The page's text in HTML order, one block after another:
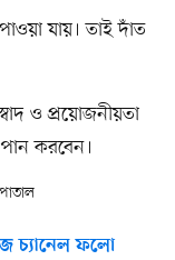
যায়। তাই দাঁত
ও প্রয়োজনীয়তা
করবেন।
চ্যানেল ফলো